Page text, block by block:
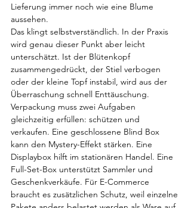
Lieferung immer noch wie eine Blume
aussehen.
Das klingt selbstverständlich. In der Praxis
wird genau dieser Punkt aber leicht
unterschätzt. Ist der Blütenkopf
zusammengedrückt, der Stiel verbogen
oder der kleine Topf instabil, wird aus der
Überraschung schnell Enttäuschung.
Verpackung muss zwei Aufgaben
gleichzeitig erfüllen: schützen und
verkaufen. Eine geschlossene Blind Box
kann den Mystery-Effekt stärken. Eine
Displaybox hilft im stationären Handel. Eine
Full-Set-Box unterstützt Sammler und
Geschenkverkäufe. Für E-Commerce
braucht es zusätzlichen Schutz, weil einzelne